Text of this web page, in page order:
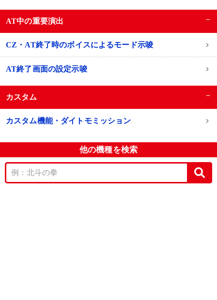
AT中の重要演出 −
CZ・AT終了時のボイスによるモード示唆
AT終了画面の設定示唆
カスタム −
カスタム機能・ダイトモミッション
他の機種を検索